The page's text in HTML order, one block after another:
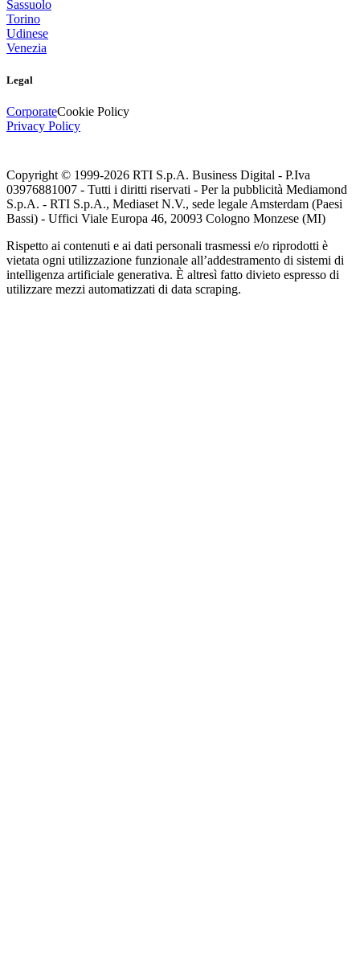
Sassuolo
Torino
Udinese
Venezia
Legal
CorporateCookie Policy
Privacy Policy
Copyright © 1999-2026 RTI S.p.A. Business Digital - P.Iva
03976881007 - Tutti i diritti riservati - Per la pubblicità Mediamond
S.p.A. - RTI S.p.A., Mediaset N.V., sede legale Amsterdam (Paesi
Bassi) - Uffici Viale Europa 46, 20093 Cologno Monzese (MI)
Rispetto ai contenuti e ai dati personali trasmessi e/o riprodotti è
vietata ogni utilizzazione funzionale all’addestramento di sistemi di
intelligenza artificiale generativa. È altresì fatto divieto espresso di
utilizzare mezzi automatizzati di data scraping.